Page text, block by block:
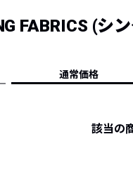
人気記事ランキング
FABRICS (シ
通常価格
該当の